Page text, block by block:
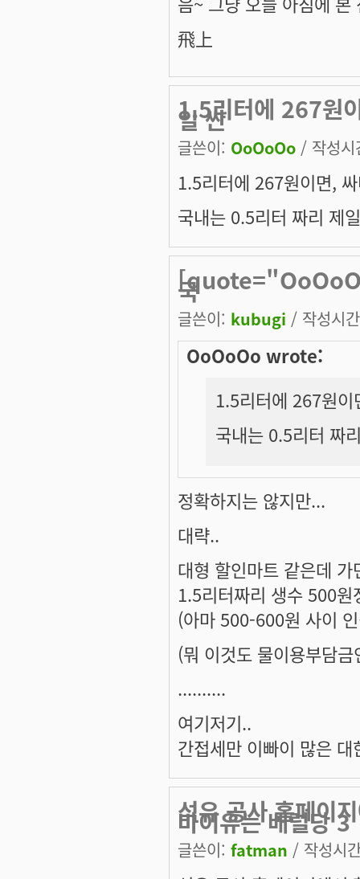
飛上
1.5리터에 267원
일 싼
글쓴이: OoOoOo / 작성
1.5리터에 267원이면,
국내는 0.5리터 짜리 제
국
글쓴이: kubugi / 작성시
OoOoOo wrote:
1.5리터에 267원이
국내는 0.5리터 짜
정확하지는 않지만...
대략..
대형 할인마트 같은데 가
1.5리터짜리 생수 500원
(아마 500-600원 사이
(뭐 이것도 물이용부담
..........
여기저기..
간접세만 이빠이 많은 대
석유 공사 홈페이
바이유는 배럴당 3
글쓴이: fatman / 작성시